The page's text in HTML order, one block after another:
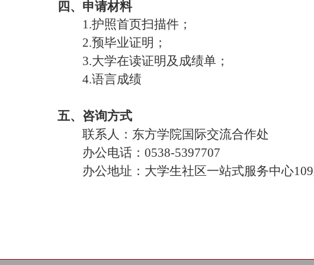
四、申请材料
1.护照首页扫描件；
2.预毕业证明；
3.大学在读证明及成绩单；
4.语言成绩
五、咨询方式
联系人：东方学院国际交流合作处
办公电话：0538-5397707
办公地址：大学生社区一站式服务中心